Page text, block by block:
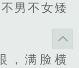
男不女矮
，满脸横